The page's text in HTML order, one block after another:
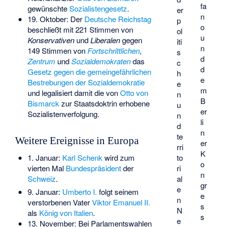
fa
n
o
u
n
d
d
e
m
B
er
li
n
er
K
o
n
gr
e
s
s
er
p
ol
iti
s
c
h
e
n
u
n
d
te
rri
to
ri
al
e
n
N
e
gewünschteSozialistengesetz.
19. Oktober: Der Deutsche Reichstag
beschließt mit 221 Stimmen von
KonservativenundLiberalengegen
149 Stimmen von Fortschrittlichen,
Zentrum undSozialdemokratendas
Gesetz gegen die gemeingefährlichen
Bestrebungen der Sozialdemokratie
und legalisiert damit die vonOtto von
Bismarck zur Staatsdoktrin erhobene
Sozialistenverfolgung.
Weitere Ereignisse in Europa
1. Januar: Karl Schenk wird zum
vierten Mal Bundespräsidentder
Schweiz.
9. Januar: Umberto I. folgt seinem
verstorbenen VaterViktor Emanuel II.
als König von Italien.
13. November: Bei Parlamentswahlen